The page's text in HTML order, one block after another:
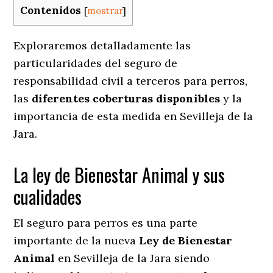
Contenidos [mostrar]
Exploraremos detalladamente las
particularidades del seguro de
responsabilidad civil a terceros para perros,
las diferentes coberturas disponibles y la
importancia de esta medida en Sevilleja de la
Jara.
La ley de Bienestar Animal y sus
cualidades
El seguro para perros es una parte
importante de la nueva Ley de Bienestar
Animal en Sevilleja de la Jara siendo